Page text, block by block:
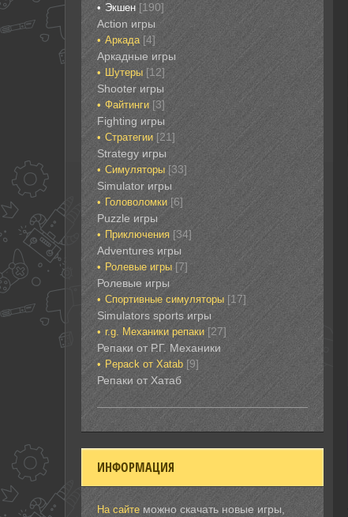
Экшен [190]
‎Action игры
Аркада‎ [4]
Аркадные игры
Шутеры‎ [12]
‎Shooter игры
Файтинги‎ [3]
Fighting игры
Стратегии‎ [21]
Strategy игры
Симуляторы‎ [33]
Simulator игры
Головоломки‎ [6]
Puzzle игры
Приключения‎ [34]
Adventures игры
Ролевые игры‎ [7]
Ролевые игры‎‎‎‎‎‎
Спортивные‎ симуляторы [17]
Simulators sports игры
r.g. Механики репаки [27]
Репаки от Р.Г. Механики
Рepack от Xatab [9]
Репаки от Хатаб
ИНФОРМАЦИЯ
На сайте можно скачать новые игры,